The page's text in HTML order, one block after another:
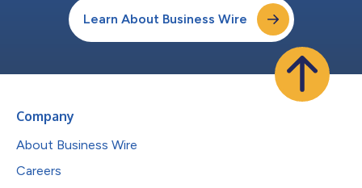
Learn About Business Wire
Company
About Business Wire
Careers